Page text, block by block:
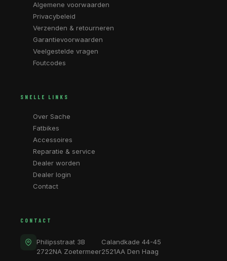
Algemene voorwaarden
Privacybeleid
Verzenden & retourneren
Garantievoorwaarden
Veelgestelde vragen
Foutcodes
SNELLE LINKS
Over Sache
Fatbikes
Accessoires
Reparatie & service
Dealer worden
Dealer login
Contact
CONTACT
Philipsstraat 3B
2722NA Zoetermeer
Calandkade 44-45
2521AA Den Haag